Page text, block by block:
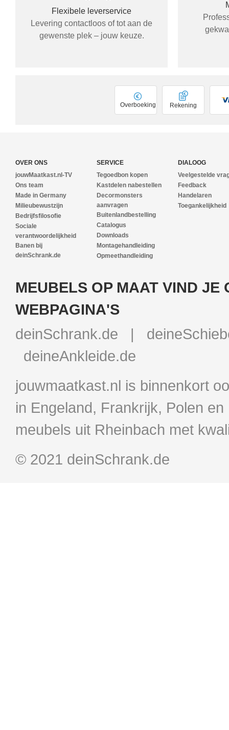
Flexibele leverservice
Levering contactloos of tot aan de
gewenste plek – jouw keuze.
Overboeking Rekening
OVER ONS
jouwMaatkast.nl-TV
Ons team
Made in Germany
Milieubewustzijn
Bedrijfsfilosofie
Sociale
verantwoordelijkheid
Banen bij
deinSchrank.de
SERVICE
Tegoedbon kopen
Kastdelen nabestellen
Decormonsters
aanvragen
Buitenlandbestelling
Catalogus
Downloads
Montagehandleiding
Opmeethandleiding
DIALOOG
Veelgestelde
Feedback
Handelaren
Toegankelijkheid
MEUBELS OP MAAT VIND JE
WEBPAGINA'S
deinSchrank.de |
deineAnkleide.de
jouwmaatkast.nl is binnenkort
in Engeland, Frankrijk, Polen
meubels uit Rheinbach met
© 2021 deinSchrank.de